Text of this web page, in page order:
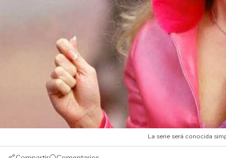
La serie será conocida